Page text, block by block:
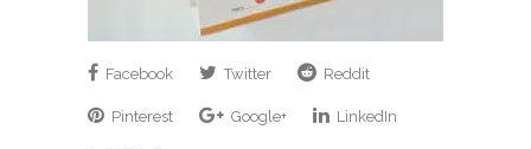
Facebook Twitter Reddit
Pinterest Google+ LinkedIn